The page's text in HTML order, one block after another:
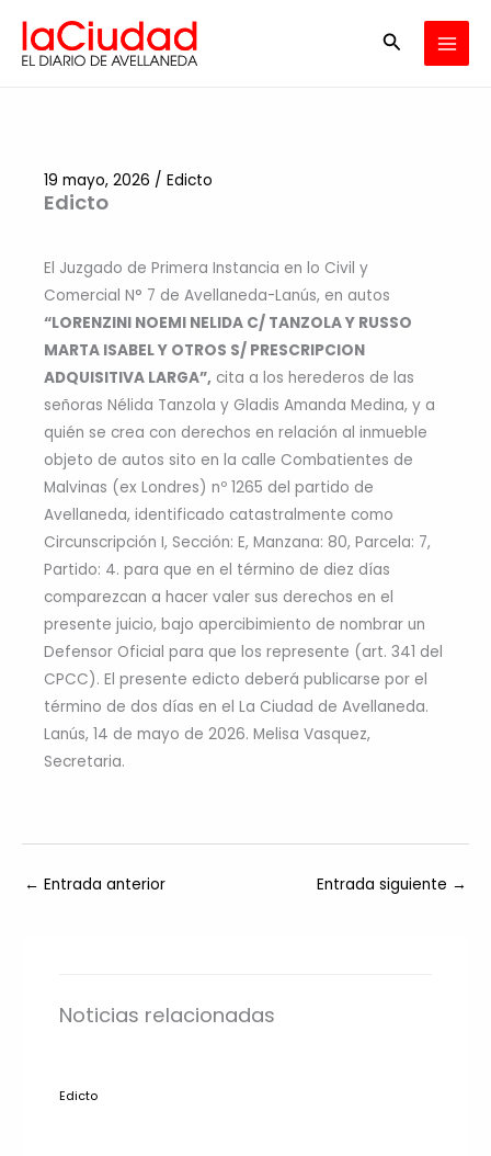
contenido
Buscar
Edicto
19 mayo, 2026 / Edicto
El Juzgado de Primera Instancia en lo Civil y
Comercial N° 7 de Avellaneda-Lanús, en autos
“LORENZINI NOEMI NELIDA C/ TANZOLA Y RUSSO
MARTA ISABEL Y OTROS S/ PRESCRIPCION
ADQUISITIVA LARGA”, cita a los herederos de las
señoras Nélida Tanzola y Gladis Amanda Medina, y a
quién se crea con derechos en relación al inmueble
objeto de autos sito en la calle Combatientes de
Malvinas (ex Londres) nº 1265 del partido de
Avellaneda, identificado catastralmente como
Circunscripción I, Sección: E, Manzana: 80, Parcela: 7,
Partido: 4. para que en el término de diez días
comparezcan a hacer valer sus derechos en el
presente juicio, bajo apercibimiento de nombrar un
Defensor Oficial para que los represente (art. 341 del
CPCC). El presente edicto deberá publicarse por el
término de dos días en el La Ciudad de Avellaneda.
Lanús, 14 de mayo de 2026. Melisa Vasquez,
Secretaria.
← Entrada anterior Entrada siguiente →
Noticias relacionadas
Edicto